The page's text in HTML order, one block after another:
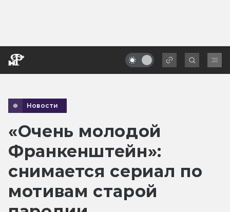
Новости
«Очень молодой
Франкенштейн»:
снимается сериал по
мотивам старой